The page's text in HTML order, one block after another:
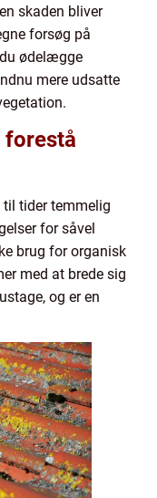
skaden bliver
forsøg på
ødelægge
mere udsatte
forestå
til tider temmelig
for såvel
brug for organisk
med at brede sig
og er en